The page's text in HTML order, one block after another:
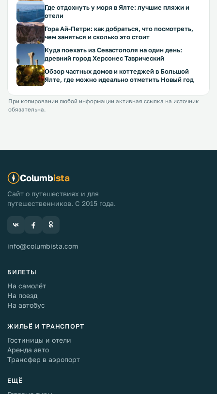
Где отдохнуть у моря в Ялте: лучшие пляжи и
отели
Гора Ай-Петри: как добраться, что посмотреть,
чем заняться и сколько это стоит
Куда поехать из Севастополя на один день:
древний город Херсонес Таврический
Обзор частных домов и коттеджей в Большой
Ялте, где можно идеально отметить Новый год
При копировании любой информации активная ссылка на источник
обязательна.
Columbista
Сайт о путешествиях и для
путешественников. С 2015 года.
info@columbista.com
БИЛЕТЫ
На самолёт
На поезд
На автобус
ЖИЛЬЁ И ТРАНСПОРТ
Гостиницы и отели
Аренда авто
Трансфер в аэропорт
ЕЩЁ